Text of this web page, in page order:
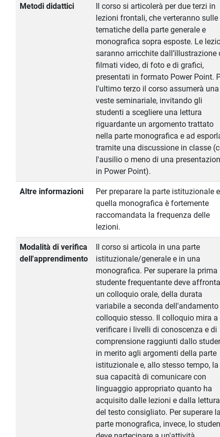
Metodi didattici
Il corso si articolerà per due terzi in
lezioni frontali, che verteranno sulle
tematiche della parte generale e
monografica sopra esposte. Le
saranno arricchite dall’illustrazione
filmati video, di foto e di grafici,
presentati in formato Power Point.
l'ultimo terzo il corso assumerà una
veste seminariale, invitando gli
studenti a scegliere una lettura
riguardante un argomento trattato
nella parte monografica e ad
tramite una discussione in classe
l'ausilio o meno di una
in Power Point).
Altre informazioni
Per preparare la parte istituzionale e
quella monografica è fortemente
raccomandata la frequenza delle
lezioni.
Modalità di verifica
dell'apprendimento
Il corso si articola in una parte
istituzionale/generale e in una
monografica. Per superare la prima
studente frequentante deve
un colloquio orale, della durata
variabile a seconda dell'andamento
colloquio stesso. Il colloquio mira a
verificare i livelli di conoscenza e di
comprensione raggiunti dallo
in merito agli argomenti della parte
istituzionale e, allo stesso tempo, la
sua capacità di comunicare con
linguaggio appropriato quanto ha
acquisito dalle lezioni e dalla lettura
del testo consigliato. Per superare
parte monografica, invece, lo